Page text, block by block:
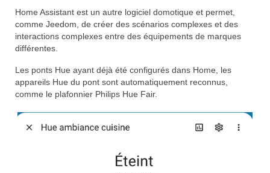
Home Assistant est un autre logiciel domotique et permet,
comme Jeedom, de créer des scénarios complexes et des
interactions complexes entre des équipements de marques
différentes.
Les ponts Hue ayant déjà été configurés dans Home, les
appareils Hue du pont sont automatiquement reconnus,
comme le plafonnier Philips Hue Fair.